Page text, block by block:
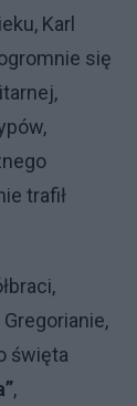
Karl
się
trafił
święta
,